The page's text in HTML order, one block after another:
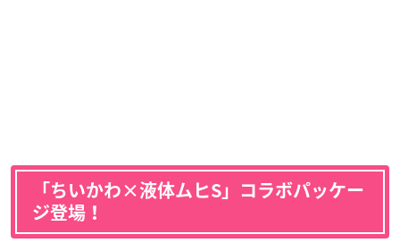
「ちいかわ×液体ムヒS」コラボパッケー
ジ登場！